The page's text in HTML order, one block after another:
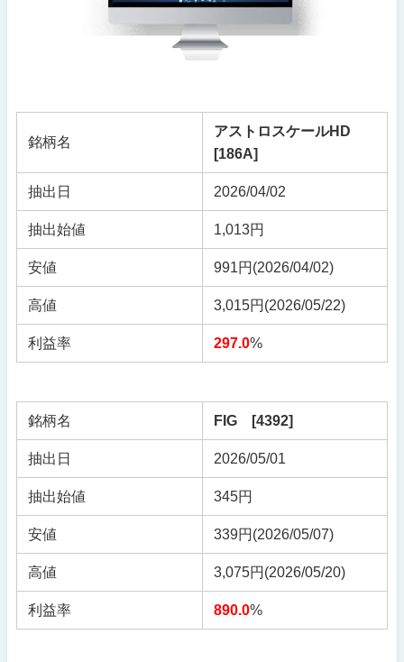
銘柄名
アストロスケールHD
[186A]
抽出日 2026/04/02
抽出始値 1,013円
安値 991円(2026/04/02)
高値 3,015円(2026/05/22)
利益率 297.0%
銘柄名 FIG [4392]
抽出日 2026/05/01
抽出始値 345円
安値 339円(2026/05/07)
高値 3,075円(2026/05/20)
利益率 890.0%